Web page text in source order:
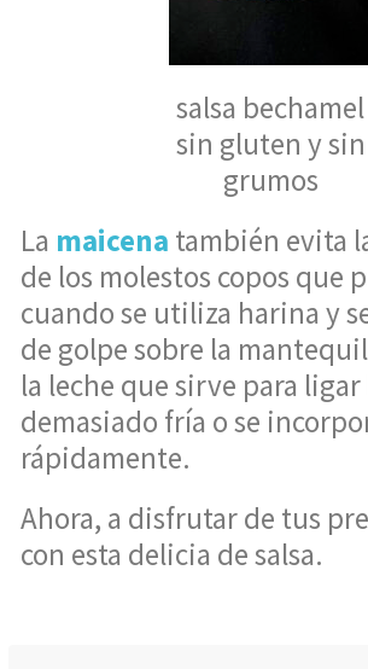
salsa bechamel
sin gluten y sin
grumos
La maicena también evita
de los molestos copos que
cuando se utiliza harina y
de golpe sobre la
la leche que sirve para ligar
demasiado fría o se
rápidamente.
Ahora, a disfrutar de tus
con esta delicia de salsa.